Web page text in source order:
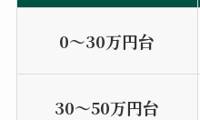
0～30万円台
30～50万円台